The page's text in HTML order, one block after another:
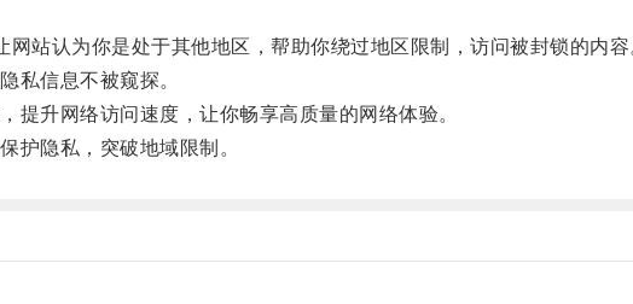
认为你是处于其他地区，帮助你绕过地区限制，访问被封锁的内容
信息不被窥探。
升网络访问速度，让你畅享高质量的网络体验。
隐私，突破地域限制。